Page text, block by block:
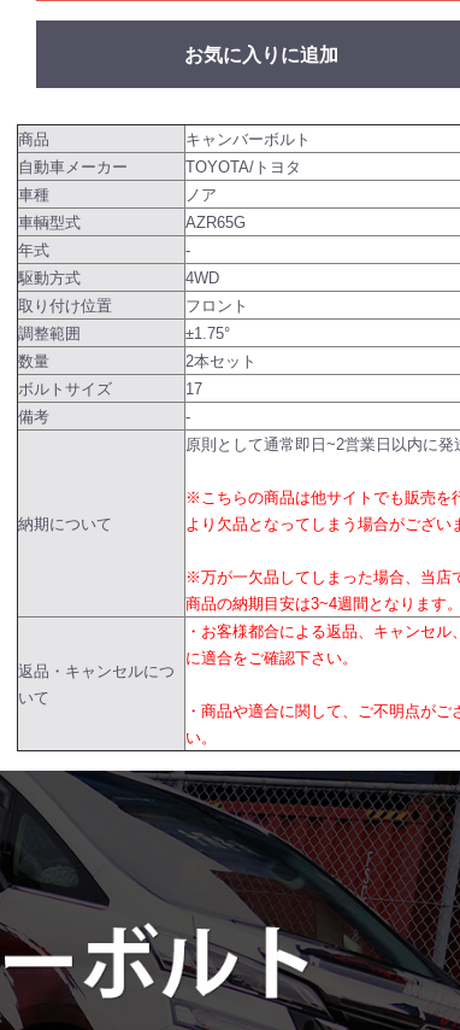
お気に入りに追加
商品
キャンバーボルト
自動車メーカー
TOYOTA/トヨタ
車種
ノア
車輌型式
AZR65G
年式
-
駆動方式
4WD
取り付け位置
フロント
調整範囲
±1.75°
数量
2本セット
ボルトサイズ
17
備考
-
納期について
原則として通常即日~2営業日以内に発
※こちらの商品は他サイトでも販売を
より欠品となってしまう場合がござい
※万が一欠品してしまった場合、当店
商品の納期目安は3~4週間となります
返品・キャンセルにつ
いて
・お客様都合による返品、キャンセ
に適合をご確認下さい。
・商品や適合に関して、ご不明点が
い。